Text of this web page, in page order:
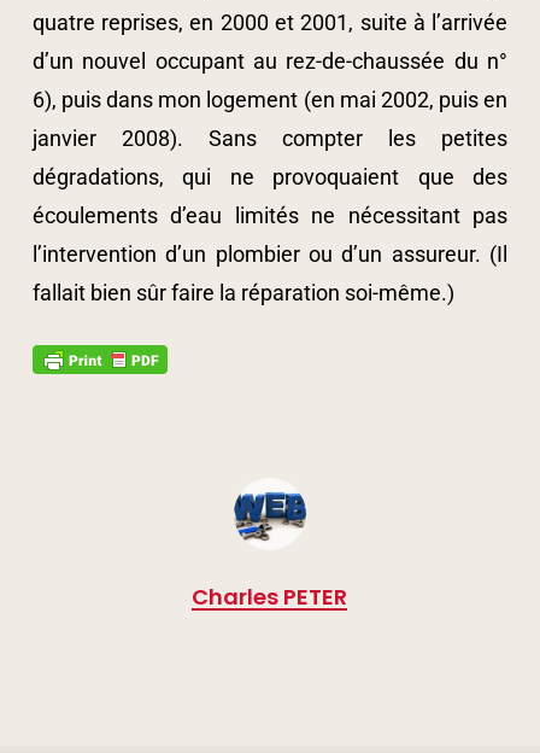
quatre reprises, en 2000 et 2001, suite à l’arrivée
d’un nouvel occupant au rez-de-chaussée du n°
6), puis dans mon logement (en mai 2002, puis en
janvier 2008). Sans compter les petites
dégradations, qui ne provoquaient que des
écoulements d’eau limités ne nécessitant pas
l’intervention d’un plombier ou d’un assureur. (Il
fallait bien sûr faire la réparation soi-même.)
Charles PETER